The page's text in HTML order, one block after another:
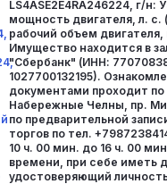
LS4ASE2E4RA246224, г/н:
мощность двигателя, л. с.
рабочий объем двигателя,
Имущество находится в
"Сбербанк" (ИНН:
1027700132195).
документами проходит по
Набережные Челны, пр.
по предварительной
торгов по тел.
10 ч. 00 мин. до 16 ч. 00
времени, при себе иметь
удостоверяющий